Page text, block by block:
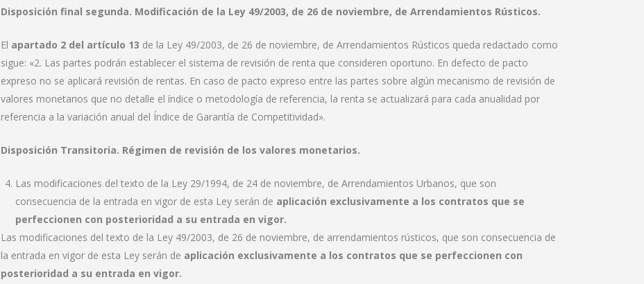
Disposición final segunda. Modificación de la Ley 49/2003, de 26 de noviembre, de Arrendamientos Rústicos.
El apartado 2 del artículo 13 de la Ley 49/2003, de 26 de noviembre, de Arrendamientos Rústicos queda redactado como
sigue: «2. Las partes podrán establecer el sistema de revisión de renta que consideren oportuno. En defecto de pacto
expreso no se aplicará revisión de rentas. En caso de pacto expreso entre las partes sobre algún mecanismo de revisión de
valores monetarios que no detalle el índice o metodología de referencia, la renta se actualizará para cada anualidad por
referencia a la variación anual del Índice de Garantía de Competitividad».
Disposición Transitoria. Régimen de revisión de los valores monetarios.
Las modificaciones del texto de la Ley 29/1994, de 24 de noviembre, de Arrendamientos Urbanos, que son
consecuencia de la entrada en vigor de esta Ley serán de aplicación exclusivamente a los contratos que se
perfeccionen con posterioridad a su entrada en vigor.
Las modificaciones del texto de la Ley 49/2003, de 26 de noviembre, de arrendamientos rústicos, que son consecuencia de
la entrada en vigor de esta Ley serán de aplicación exclusivamente a los contratos que se perfeccionen con
posterioridad a su entrada en vigor.